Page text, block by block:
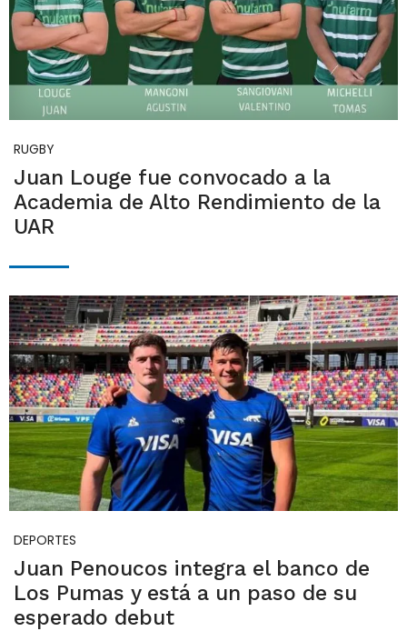
RUGBY
Juan Louge fue convocado a la
Academia de Alto Rendimiento de la
UAR
DEPORTES
Juan Penoucos integra el banco de
Los Pumas y está a un paso de su
esperado debut